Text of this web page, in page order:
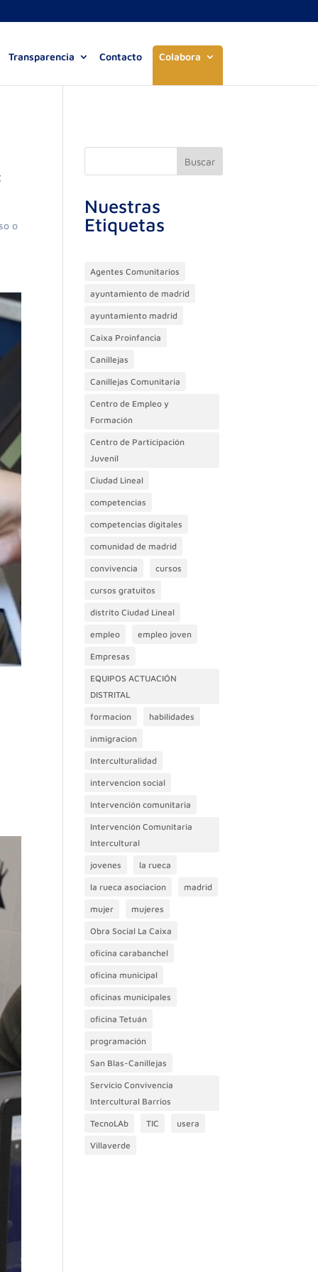
Transparencia Contacto Colabora
o
Buscar
Nuestras
Etiquetas
Agentes Comunitarios
ayuntamiento de madrid
ayuntamiento madrid
Caixa Proinfancia
Canillejas
Canillejas Comunitaria
Centro de Empleo y
Formación
Centro de Participación
Juvenil
Ciudad Lineal
competencias
competencias digitales
comunidad de madrid
convivencia cursos
cursos gratuitos
distrito Ciudad Lineal
empleo empleo joven
Empresas
EQUIPOS ACTUACIÓN
DISTRITAL
formacion habilidades
inmigracion
Interculturalidad
intervencion social
Intervención comunitaria
Intervención Comunitaria
Intercultural
jovenes la rueca
la rueca asociacion madrid
mujer mujeres
Obra Social La Caixa
oficina carabanchel
oficina municipal
oficinas municipales
oficina Tetuán
programación
San Blas-Canillejas
Servicio Convivencia
Intercultural Barrios
TecnoLAb TIC usera
Villaverde